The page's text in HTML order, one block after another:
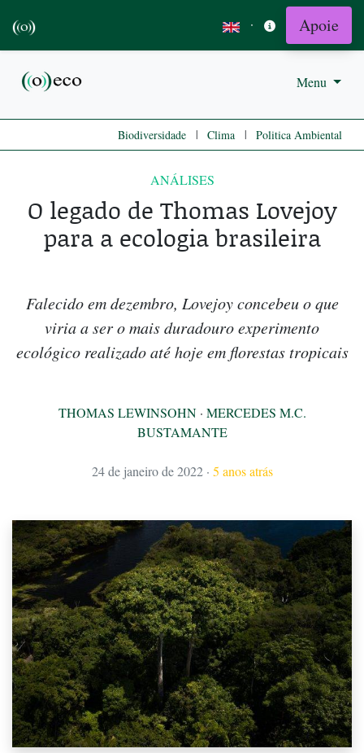
· Apoie
Menu
Biodiversidade | Clima | Politica Ambiental
ANÁLISES
O legado de Thomas Lovejoy
para a ecologia brasileira
Falecido em dezembro, Lovejoy concebeu o que
viria a ser o mais duradouro experimento
ecológico realizado até hoje em florestas tropicais
THOMAS LEWINSOHN· MERCEDES M.C.
BUSTAMANTE
24 de janeiro de 2022 · 5 anos atrás